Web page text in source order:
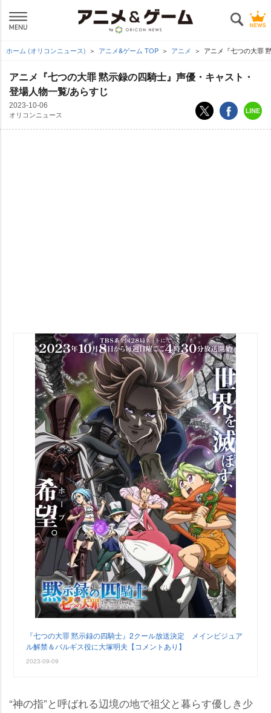
ホーム (オリコンニュース) アニメ&ゲーム TOP アニメ アニメ『七つの大罪
アニメ『七つの大罪 黙示録の四騎士』声優・キャスト・
登場人物一覧/あらすじ
2023-10-06
オリコンニュース
『七つの大罪 黙示録の四騎士』2クール放送決定 メインビジュア
ル解禁＆バルギス役に大塚明夫【コメントあり】
2023-09-09
“神の指”と呼ばれる辺境の地で祖父と暮らす優しき少